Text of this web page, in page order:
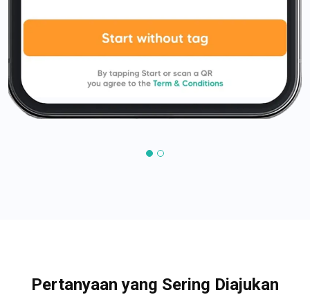
Pertanyaan yang Sering Diajukan